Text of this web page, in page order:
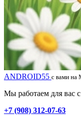
ANDROID55 с вами на
Мы работаем для вас с
+7 (908) 312-07-63